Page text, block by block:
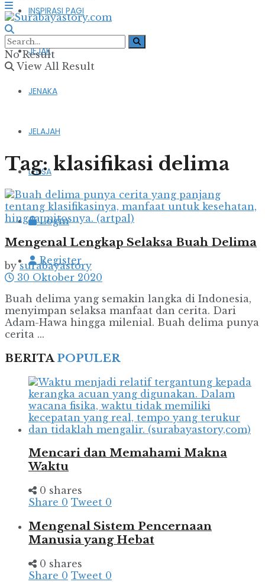
INSPIRASI PAGI
JEJAK
JENAKA
JELAJAH
LENSA
Login
Register
No Result
View All Result
Tag:klasifikasi delima
Mengenal Lengkap Selaksa Buah Delima
by surabayastory
30 Oktober 2020
Buah delima yang semakin langka di Indonesia,
menyimpan selaksa manfaat dan cerita. Dari
Adam-Hawa hingga milenial. Buah delima punya
cerita ...
BERITAPOPULER
Mencari dan Memahami Makna
Waktu
0 shares
Share 0 Tweet 0
Mengenal Sistem Pencernaan
Manusia yang Hebat
0 shares
Share 0 Tweet 0